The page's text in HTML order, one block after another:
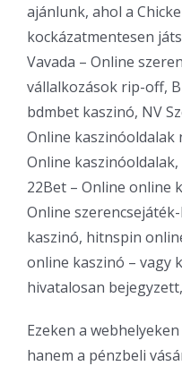
ajánlunk, ahol a
kockázatmentesen
Vavada – Online
vállalkozások rip-off,
bdmbet kaszinó, NV
Online kaszinóoldalak
Online
22Bet – Online online
Online
kaszinó, hitnspin
online kaszinó – vagy
hivatalosan
Ezeken a
hanem a pénzbeli